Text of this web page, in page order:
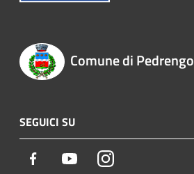
Comune di Pedrengo
SEGUICI SU
Facebook YoutubeInstagram